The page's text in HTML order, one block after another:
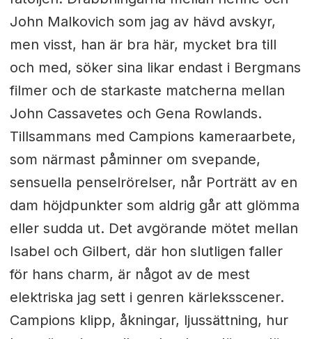
John Malkovich som jag av hävd avskyr,
men visst, han är bra här, mycket bra till
och med, söker sina likar endast i Bergmans
filmer och de starkaste matcherna mellan
John Cassavetes och Gena Rowlands.
Tillsammans med Campions kameraarbete,
som närmast påminner om svepande,
sensuella penselrörelser, når Porträtt av en
dam höjdpunkter som aldrig går att glömma
eller sudda ut. Det avgörande mötet mellan
Isabel och Gilbert, där hon slutligen faller
för hans charm, är något av de mest
elektriska jag sett i genren kärleksscener.
Campions klipp, åkningar, ljussättning, hur